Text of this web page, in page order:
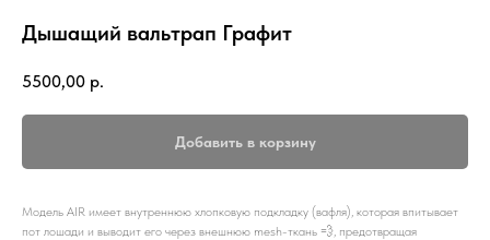
Дышащий вальтрап Графит
5500,00 р.
Добавить в корзину
Модель AIR имеет внутреннюю хлопковую подкладку (вафля), которая впитывает
пот лошади и выводит его через внешнюю mesh-ткань 💨, предотвращая